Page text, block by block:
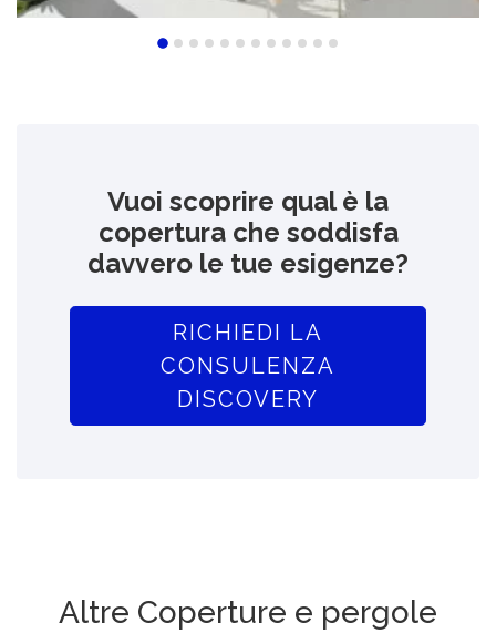
Vuoi scoprire qual è la
copertura che soddisfa
davvero le tue esigenze?
RICHIEDI LA
CONSULENZA
DISCOVERY
Altre Coperture e pergole